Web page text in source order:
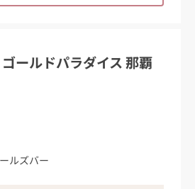
ールドパラダイス 那覇
ルズバー